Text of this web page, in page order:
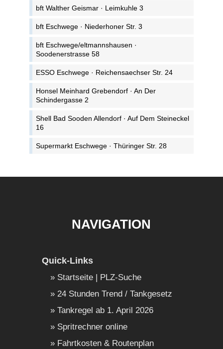
bft Walther Geismar · Leimkuhle 3
bft Eschwege · Niederhoner Str. 3
bft Eschwege/eltmannshausen ·
Soodenerstrasse 58
ESSO Eschwege · Reichensaechser Str. 24
Honsel Meinhard Grebendorf · An Der
Schindergasse 2
Shell Bad Sooden Allendorf · Auf Dem Steineckel
16
Supermarkt Eschwege · Thüringer Str. 28
NAVIGATION
Quick-Links
Startseite | PLZ-Suche
24 Stunden Trend / Tankgesetz
Tankregel ab 1. April 2026
Spritrechner online
Fahrtkosten & Routenplan